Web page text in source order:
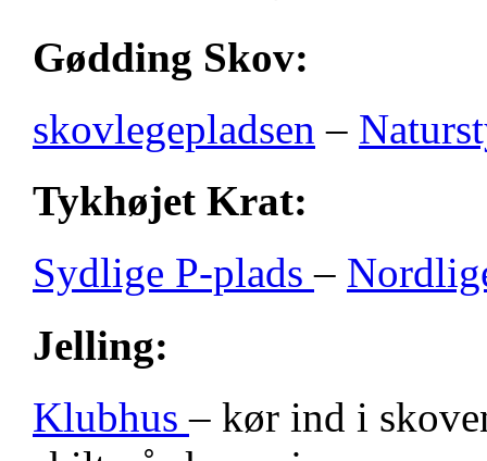
Gødding Skov:
skovlegepladsen –
Tykhøjet Krat:
Sydlige P-plads–
Jelling:
Klubhus– kør ind i